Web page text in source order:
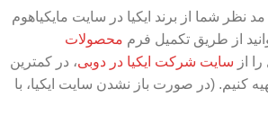
نظر شما از برند ایکیا در سایت مایکیاهوم
از طریق تکمیل فرم محصولات
از سایت شرکت ایکیا در دوبی، در کمترین
کنیم. (در صورت باز نشدن سایت ایکیا، با